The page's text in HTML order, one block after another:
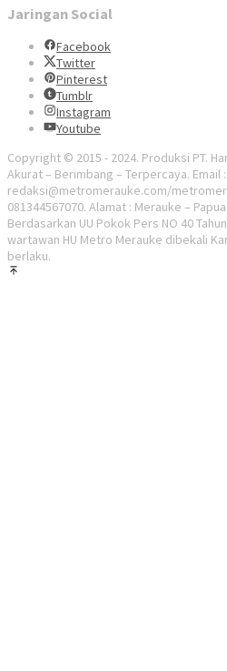
Jaringan Social
Facebook
Twitter
Pinterest
Tumblr
Instagram
Youtube
Copyright © 2015 - 2024. Produksi PT.
Akurat – Berimbang – Terpercaya. Email :
redaksi@metromerauke.com/
081344567070. Alamat : Merauke –
Berdasarkan UU Pokok Pers NO 40
wartawan HU Metro Merauke dibekali
berlaku.